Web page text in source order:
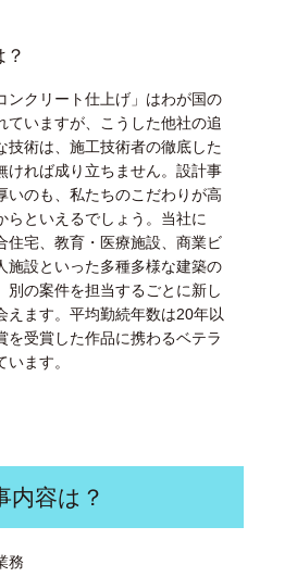
ンクリート仕上げ」はわが国の
ていますが、こうした他社の追
技術は、施工技術者の徹底した
ければ成り立ちません。設計事
いのも、私たちのこだわりが高
らといえるでしょう。当社に
住宅、教育・医療施設、商業ビ
施設といった多種多様な建築の
別の案件を担当するごとに新し
えます。平均勤続年数は20年以
を受賞した作品に携わるベテラ
ます。
内容は？
務